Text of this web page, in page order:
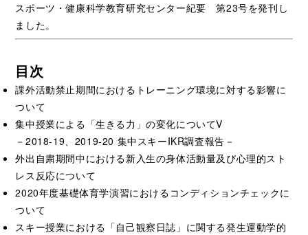
スポーツ・健康科学教育研究センター紀要 第23号を発刊し
ました。
目次
課外活動禁止期間におけるトレーニング環境に対する影響に
ついて
集中授業による「生きる力」の変化についてV
－2018-19、2019-20 集中スキーIKR調査報告－
外出自粛期間中における新入生の身体活動量及び心理的スト
レス反応について
2020年度基礎体育学演習におけるコンディションチェックに
ついて
スキー授業における「自己観察日誌」に関する発生運動学的